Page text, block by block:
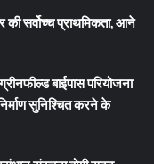
की सर्वोच्च प्राथमिकता, आने
बाईपास परियोजना
सुनिश्चित करने के